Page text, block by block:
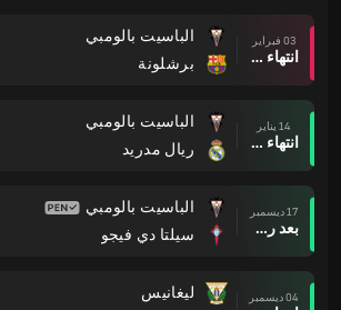
03 فبراير
انتهاء وقت المباراة
الباسيت بالومبي
برشلونة
14 يناير
انتهاء وقت المباراة
الباسيت بالومبي
ريال مدريد
17 ديسمبر
بعد ركلات الترجيح
الباسيت بالومبي
سيلتا دي فيجو
04 ديسمبر
ليغانيس